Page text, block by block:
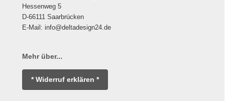
Hessenweg 5
D-66111 Saarbrücken
E-Mail: info@deltadesign24.de
Mehr über...
* Widerruf erklären *